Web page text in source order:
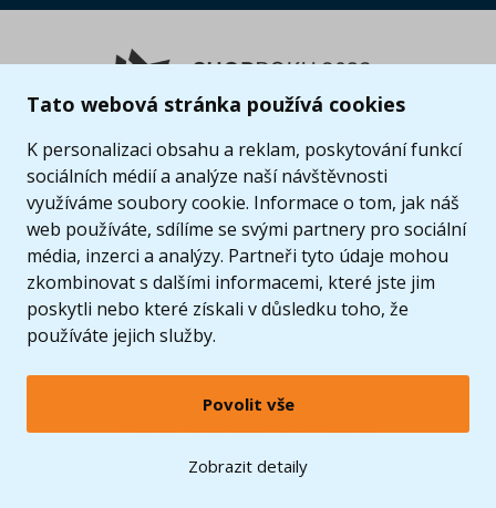
Tato webová stránka používá cookies
K personalizaci obsahu a reklam, poskytování funkcí
sociálních médií a analýze naší návštěvnosti
využíváme soubory cookie. Informace o tom, jak náš
web používáte, sdílíme se svými partnery pro sociální
média, inzerci a analýzy. Partneři tyto údaje mohou
zkombinovat s dalšími informacemi, které jste jim
poskytli nebo které získali v důsledku toho, že
používáte jejich služby.
Povolit vše
Zobrazit detaily
LEGO, logo LEGO a minifigurka jsou ochrannými známkami společnosti LEGO Group. ©
2024 The LEGO Group.